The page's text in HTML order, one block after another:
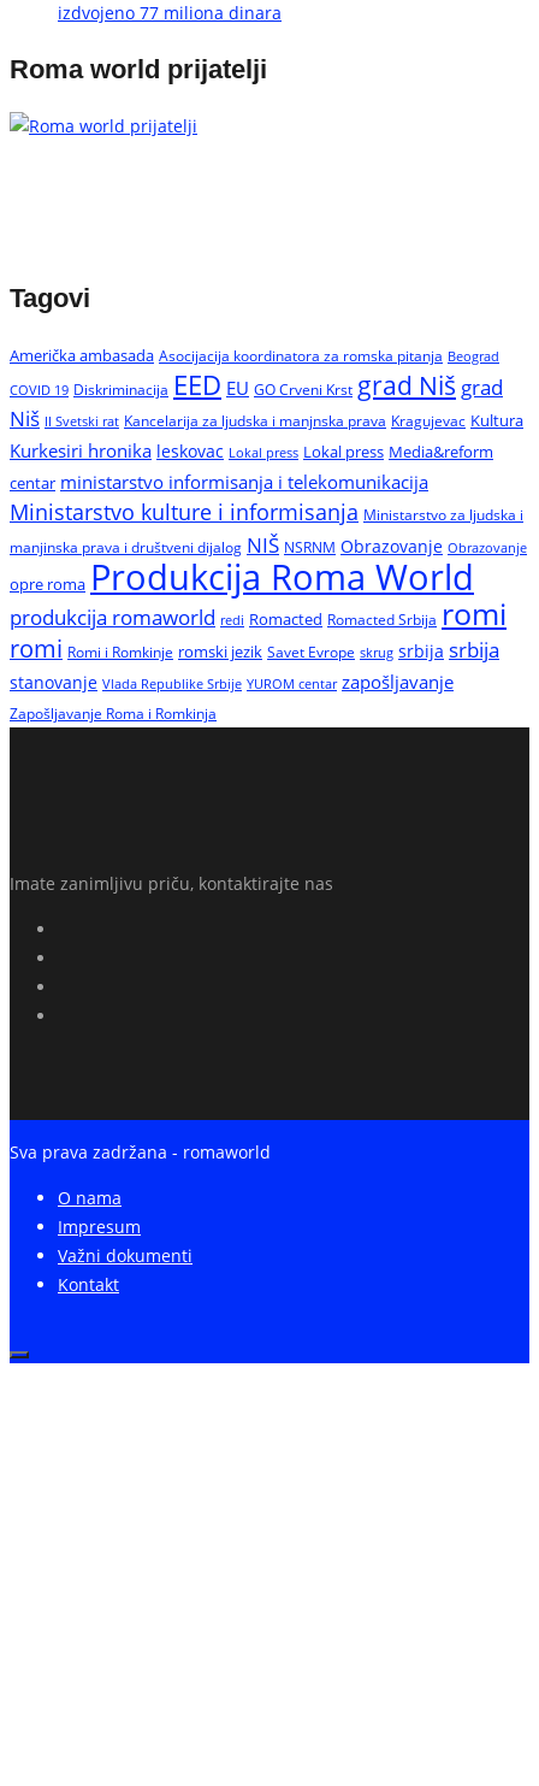
izdvojeno 77 miliona dinara
Roma world prijatelji
Tagovi
Američka ambasada Asocijacija koordinatora za romska pitanja Beograd
COVID 19 Diskriminacija EED EU GO Crveni Krst grad Niš grad
Niš II Svetski rat Kancelarija za ljudska i manjnska prava Kragujevac Kultura
Kurkesiri hronika leskovac Lokal press Lokal press Media&reform
centar ministarstvo informisanja i telekomunikacija
Ministarstvo kulture i informisanja Ministarstvo za ljudska i
manjinska prava i društveni dijalog NIŠ NSRNM Obrazovanje Obrazovanje
opre roma Produkcija Roma World
produkcija romaworld redi Romacted Romacted Srbija romi
romi Romi i Romkinje romski jezik Savet Evrope skrug srbija srbija
stanovanje Vlada Republike Srbije YUROM centar zapošljavanje
Zapošljavanje Roma i Romkinja
Imate zanimljivu priču, kontaktirajte nas
Sva prava zadržana - romaworld
O nama
Impresum
Važni dokumenti
Kontakt